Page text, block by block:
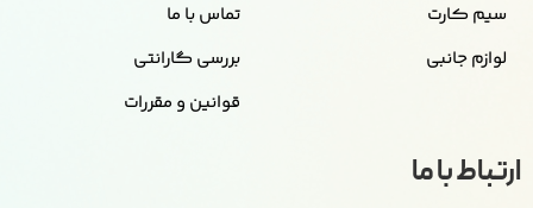
سیم کارت
لوازم جانبی
تماس با ما
بررسی گارانتی
قوانین و مقررات
ارتباط با ما